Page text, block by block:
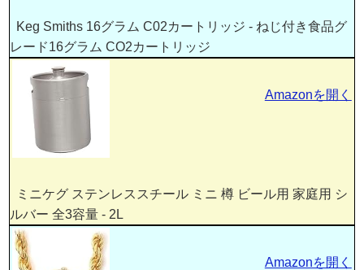
Keg Smiths 16グラム C02カートリッジ - ねじ付き食品グ
レード16グラム CO2カートリッジ
ミニケグ ステンレススチール ミニ 樽 ビール用 家庭用 シ
ルバー 全3容量 - 2L
Amazonを開く
Amazonを開く